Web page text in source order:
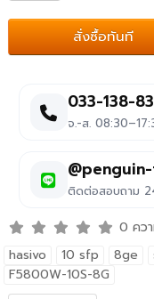
สั่งซื้อทันที
033-138-
จ.-ส.
ติดต่อสอบถาม
0 คว
hasivo
10 sfp 8ge
F5800W-10S-8G